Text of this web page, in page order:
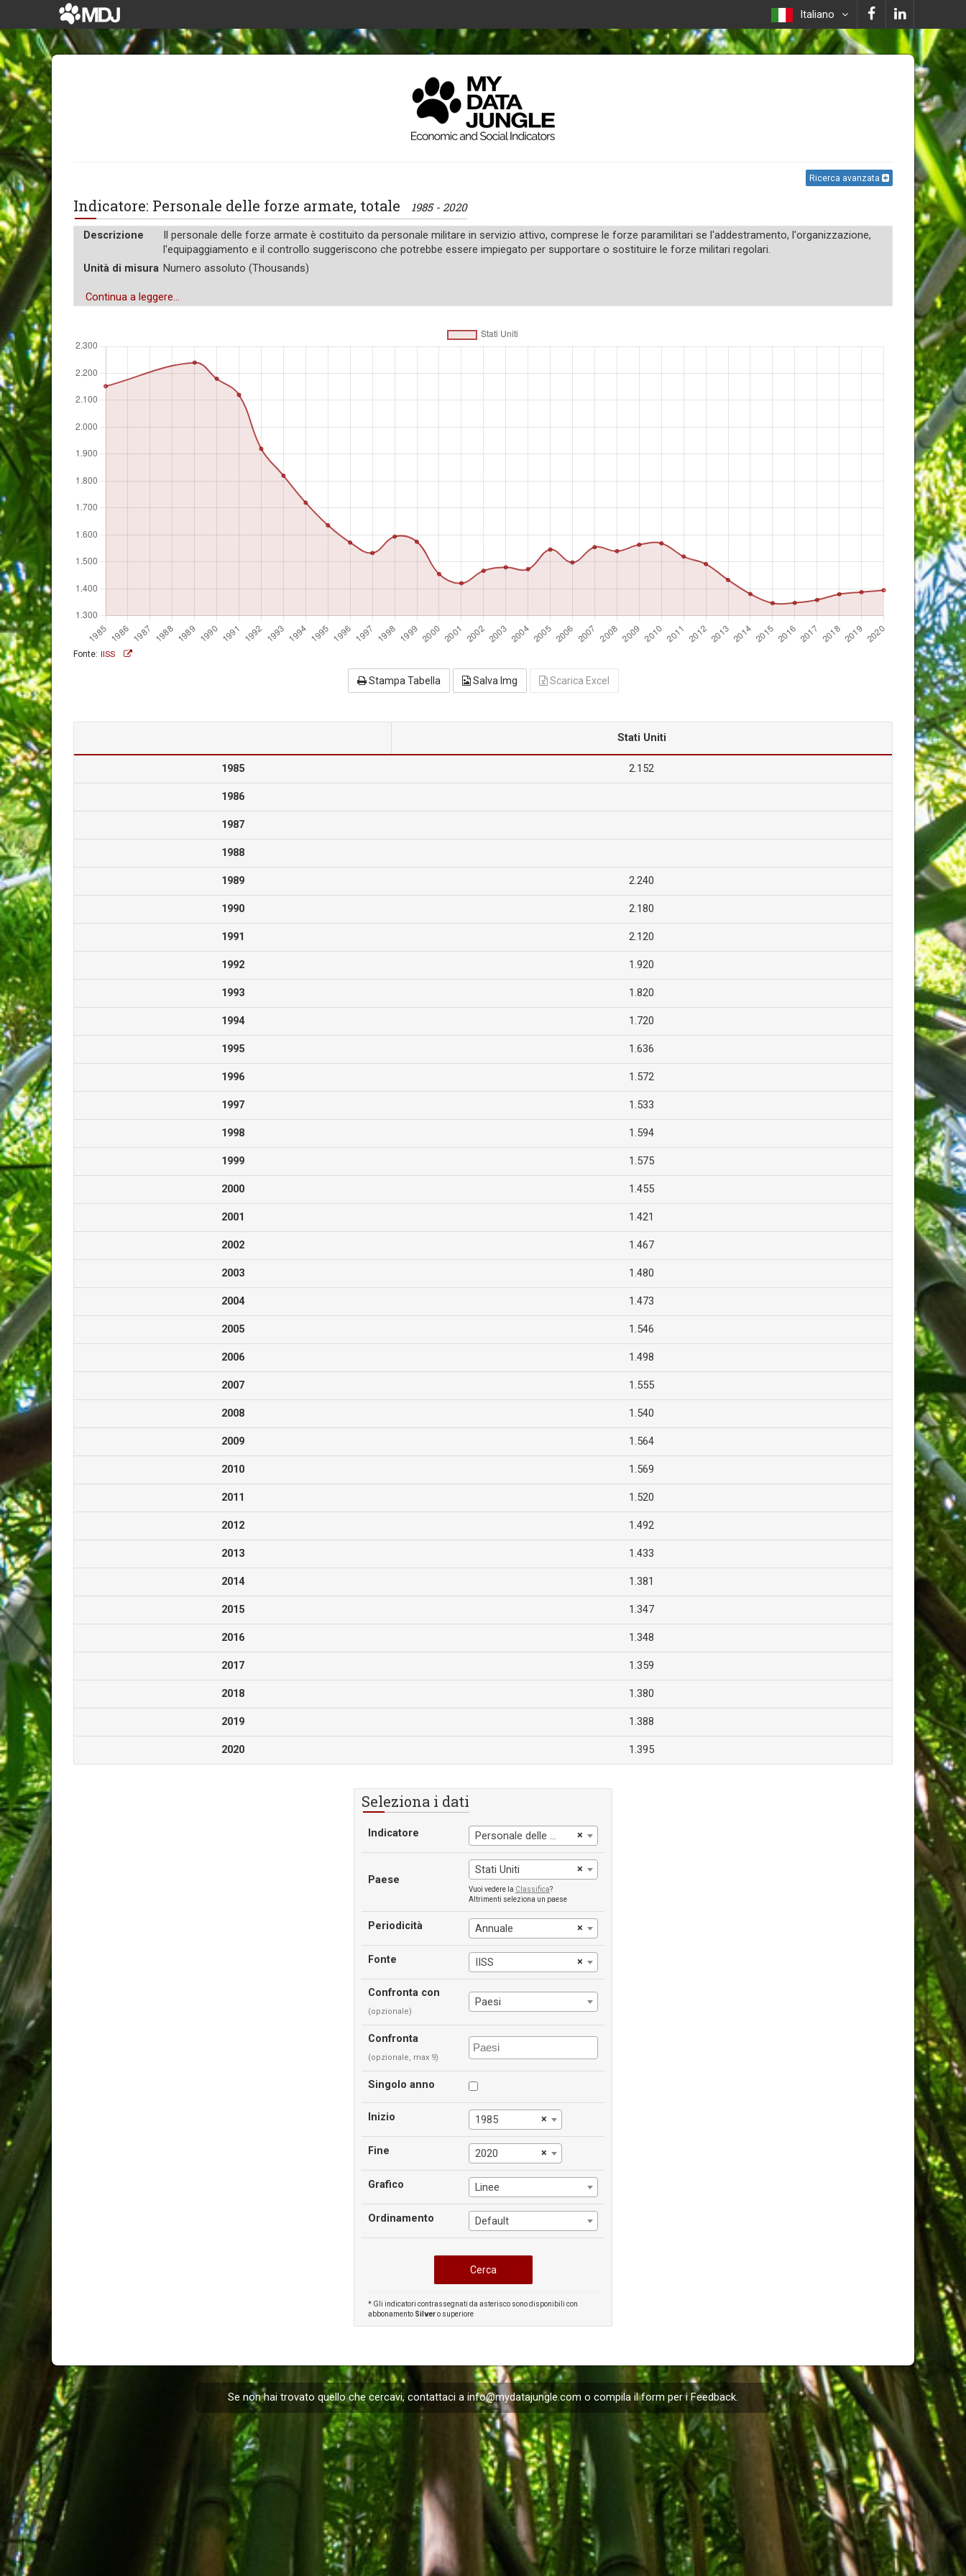
Italiano
Ricerca avanzata
Indicatore: Personale delle forze armate, totale 1985 - 2020
Descrizione
Il personale delle forze armate è costituito da personale militare in servizio attivo, comprese le forze paramilitari se l'addestramento, l'organizzazione,
l'equipaggiamento e il controllo suggeriscono che potrebbe essere impiegato per supportare o sostituire le forze militari regolari.
Unità di misura Numero assoluto (Thousands)
Continua a leggere...
Fonte: IISS
Stampa Tabella Salva Img Scarica Excel
Stati Uniti
1985 2.152
1986
1987
1988
1989 2.240
1990 2.180
1991 2.120
1992 1.920
1993 1.820
1994 1.720
1995 1.636
1996 1.572
1997 1.533
1998 1.594
1999 1.575
2000 1.455
2001 1.421
2002 1.467
2003 1.480
2004 1.473
2005 1.546
2006 1.498
2007 1.555
2008 1.540
2009 1.564
2010 1.569
2011 1.520
2012 1.492
2013 1.433
2014 1.381
2015 1.347
2016 1.348
2017 1.359
2018 1.380
2019 1.388
2020 1.395
Seleziona i dati
Indicatore ×
Personale delle forze armate, totale
Paese
×
Stati Uniti
Vuoi vedere la Classifica?
Altrimenti seleziona un paese
Periodicità ×
Annuale
Fonte ×
IISS
Confronta con
(opzionale)
Paesi
Confronta
(opzionale, max 9)
Singolo anno
Inizio ×
1985
Fine ×
2020
Grafico Linee
Ordinamento Default
* Gli indicatori contrassegnati da asterisco sono disponibili con
abbonamento Silvero superiore
Se non hai trovato quello che cercavi, contattaci a info@mydatajungle.com o compila il form per iFeedback.